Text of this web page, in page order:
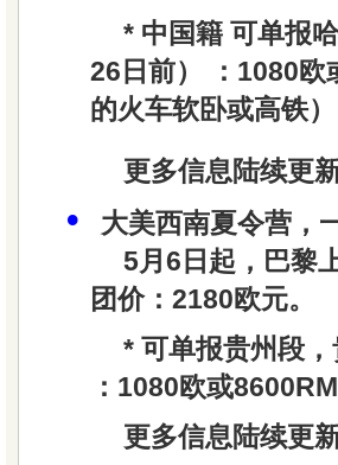
* 中国籍 可单报
26日前） ：1080欧
的火车软卧或高铁）
更多信息陆续更
•
大美西南夏令营，
5月6日起，巴黎
团价：2180欧元。
* 可单报贵州段，
：1080欧或
更多信息陆续更